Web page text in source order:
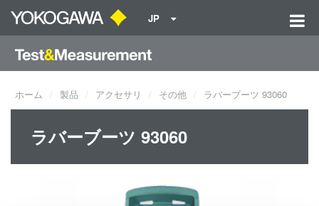
JP
ホーム 製品 アクセサリ その他 ラバーブーツ 93060
ラバーブーツ 93060